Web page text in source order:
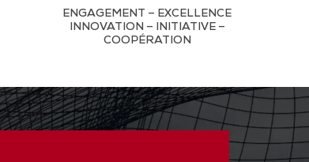
ENGAGEMENT – EXCELLENCE
INNOVATION – INITIATIVE –
COOPÉRATION